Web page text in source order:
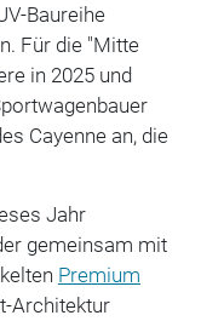
Baureihe
Für die "Mitte
in 2025 und
Cayenne an, die
Jahr
gemeinsam mit
Premium
Architektur